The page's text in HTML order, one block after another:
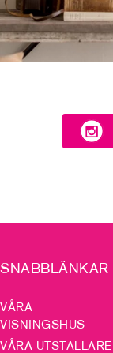
SNABBLÄNKAR
VÅRA
VISNINGSHUS
VÅRA UTSTÄLLARE